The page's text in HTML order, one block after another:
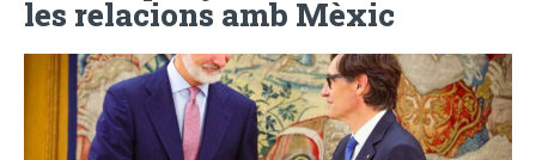
les relacions amb Mèxic